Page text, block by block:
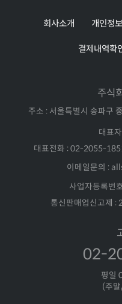
회사소개 개인정
결제내역확
주식
주소 : 서울특별시 송파구
대표
대표전화 : 02-2055-
이메일문의 :
사업자등록번
통신판매업신고제
02-
평일
(주